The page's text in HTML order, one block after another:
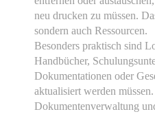
neu drucken zu müssen.
sondern auch Ressourcen.
Besonders praktisch sind
Handbücher,
Dokumentationen oder
aktualisiert werden
Dokumentenverwaltung